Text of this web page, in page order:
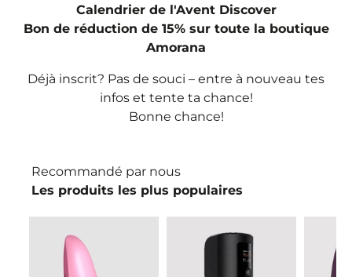
Calendrier de l'Avent Discover
Bon de réduction de 15% sur toute la boutique
Amorana
Déjà inscrit? Pas de souci – entre à nouveau tes
infos et tente ta chance!
Bonne chance!
Recommandé par nous
Les produits les plus populaires